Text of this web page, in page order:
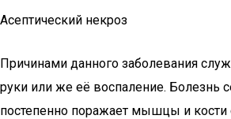
Асептический некроз
Причинами данного заболевания
руки или же её воспаление. Болезнь
постепенно поражает мышцы и кости